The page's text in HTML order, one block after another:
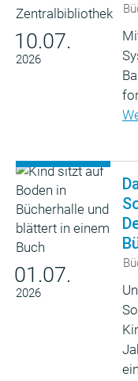
10.07.
2026
01.07.
2026